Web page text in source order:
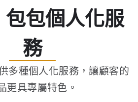
包個人化服
務
多種個人化服務，讓顧客的
更具專屬特色。